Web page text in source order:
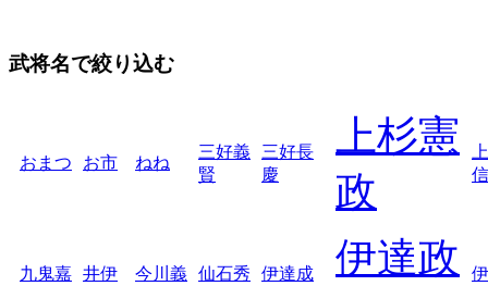
武将名で絞り込む
おまつ お市 ねね
三好義
賢
三好長
慶
上杉憲
政
信
九鬼嘉 井伊
今川義 仙石秀
伊達成
伊達政